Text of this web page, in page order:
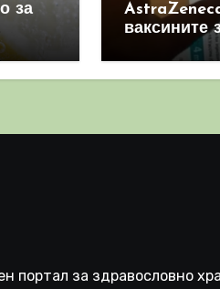
за
ваксините
световен
като
портал за здравословно